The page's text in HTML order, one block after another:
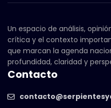
Un espacio de análisis,
crítica y el contexto
que marcan la agenda
profundidad, claridad y
Contacto